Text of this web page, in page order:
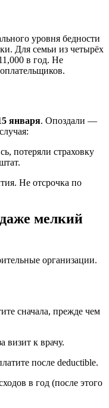
уровня бедности
Для семьи из четырёх
в год. Не
января. Опоздали —
потеряли страховку
Не отсрочка по
мелкий
организации.
сначала, прежде чем
визит к врачу.
после deductible.
в год (после этого